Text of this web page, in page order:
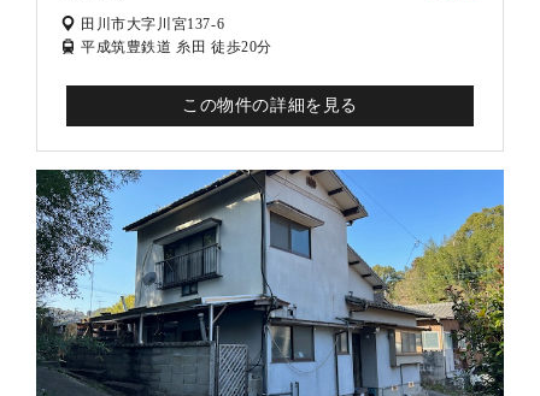
田川市大字川宮137-6
平成筑豊鉄道 糸田 徒歩20分
この物件の詳細を見る